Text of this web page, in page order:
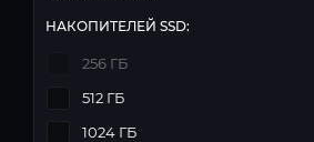
НАКОПИТЕЛЕЙ SSD:
256 ГБ
512 ГБ
1024 ГБ